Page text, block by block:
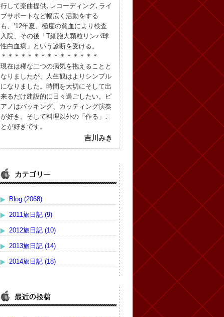
行して楽曲提供､レコーディング､ライ
ブサポートなど幅広く活動をする
も、’12年夏、極度の貧血により検査
入院、その後「T細胞大顆粒リンパ球
性白血病」という診断を受ける。
＊＊＊＊＊＊＊＊＊＊＊＊＊＊＊
現在は稀な二つの病気を抱えることと
なりましたが、人生観はよりシンプル
になりました。時間を大切にそして出
来るだけ建設的に日々過ごしたい。ピ
アノはバッキング、カッティング演奏
が好き。そして料理以外の「作る」こ
とが好きです。
吉川みき
Blog (2068)
2011旅日記 (9)
2012旅日記 (10)
2013旅日記 (14)
2014旅日記 (18)